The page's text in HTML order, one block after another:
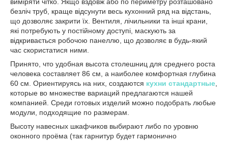
безліч труб, краще відсунути весь кухонний ряд на відстань,
що дозволяє закрити їх. Вентиля, лічильники та інші крани,
які потребують у постійному доступі, маскують за
відкривається робочою панеллю, що дозволяє в будь-який
час скористатися ними.
Принято, что удобная высота столешниц для среднего роста
человека составляет 86 см, а наиболее комфортная глубина
60 см. Ориентируясь на них, создаются кухни стандартные
которые во множестве вариаций предлагаются нашей
компанией. Среди готовых изделий можно подобрать любые
модули, подходящие по размерам.
Высоту навесных шкафчиков выбирают либо по уровню
оконного проёма (так гарнитур будет гармонично